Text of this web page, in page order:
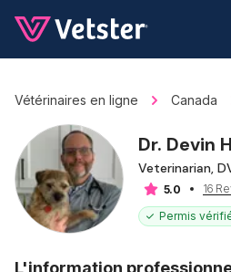
Vétérinaires en ligne Canada
Dr. Devin
Veterinarian,
5.0
16
Permis
L'information